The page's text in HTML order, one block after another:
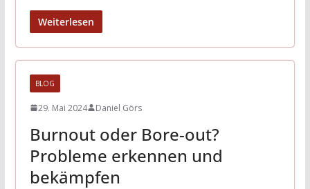
Weiterlesen
BLOG
29. Mai 2024 Daniel Görs
Burnout oder Bore-out?
Probleme erkennen und
bekämpfen